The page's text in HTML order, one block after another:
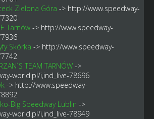
Zielona Góra -> http://www.speedway-
Tarnów-> http://www.speedway-
Skórka -> http://www.speedway-
TEAM TARNÓW->
world.pl/i,ind_live-78696
-> http://www.speedway-
Big Speedway Lublin ->
world.pl/i,ind_live-78949